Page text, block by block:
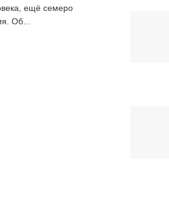
ещё семеро
Об...